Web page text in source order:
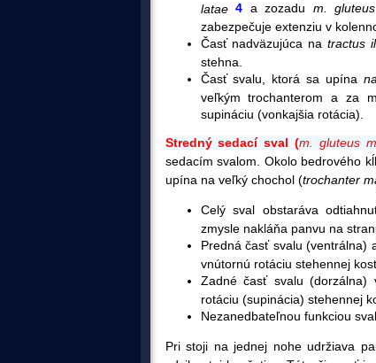
latae 4 a zozadu m.
zabezpečuje extenziu v
Časť nadväzujúca na tractus
stehna.
Časť svalu, ktorá sa upína
veľkým trochanterom a za
supináciu (vonkajšia rotácia).
Stredný sedací sval (m. gluteus
sedacím svalom. Okolo bedrového
upína na veľký chochol (trochanter
Celý sval obstaráva
zmysle nakláňa panvu na
Predná časť svalu (ventrálna)
vnútornú rotáciu stehennej
Zadné časť svalu (dorzálna)
rotáciu (supinácia) stehennej
Nezanedbateľnou funkciou
Pri stoji na jednej nohe udržiava